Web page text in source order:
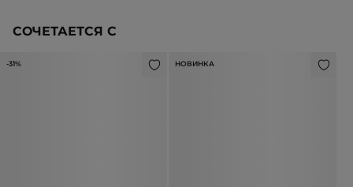
СОЧЕТАЕТСЯ С
-31% НОВИНКА